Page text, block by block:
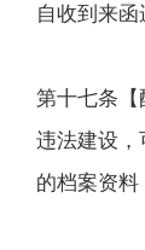
自收到来函
第十七条
违法建设，
的档案资料